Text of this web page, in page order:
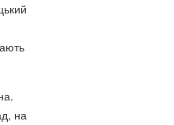
на